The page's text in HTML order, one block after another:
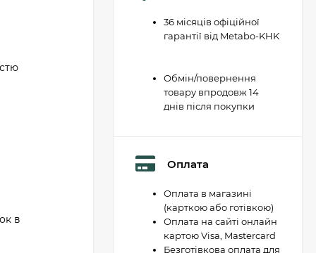
в
36 місяців офіційної
гарантії від Metabo-KHK
Обмін/повернення
товару впродовж 14
днів після покупки
Оплата
Оплата в магазині
(карткою або готівкою)
Оплата на сайті онлайн
картою Visa, Mastercard
Безготівкова оплата для